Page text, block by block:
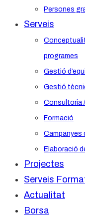
Persones
Serveis
programes
Gestió
Gestió
Consultoria
Formació
Campanyes
Elaboració
Projectes
Serveis
Actualitat
Borsa